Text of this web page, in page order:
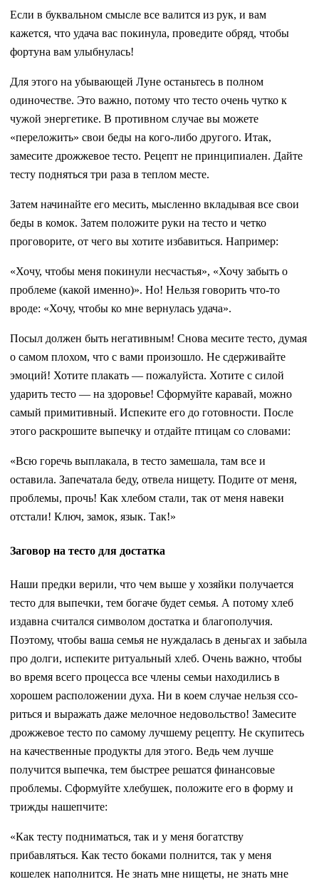
Если в буквальном смысле все ва­лится из рук, и вам
кажется, что уда­ча вас покинула, проведите обряд, чтобы
фортуна вам улыбнулась!
Для этого на убывающей Луне останьтесь в полном
одиночестве. Это важно, потому что тесто очень чутко к
чужой энергетике. В против­ном случае вы можете
«переложить» свои беды на кого-либо другого. Итак,
замесите дрожжевое тесто. Ре­цепт не принципиален. Дайте
тесту подняться три раза в теплом месте.
Затем начинайте его месить, мыс­ленно вкладывая все свои
беды в ко­мок. Затем положите руки на тесто и четко
проговорите, от чего вы хо­тите избавиться. Например:
«Хочу, чтобы меня покинули несчастья», «Хочу забыть о
проблеме (какой именно)». Но! Нельзя говорить что-то
вроде: «Хочу, чтобы ко мне верну­лась удача».
Посыл должен быть негативным! Снова месите тесто, думая
о самом плохом, что с вами произошло. Не сдерживайте
эмоций! Хотите пла­кать — пожалуйста. Хотите с си­лой
ударить тесто — на здоровье! Сформуйте каравай, можно
самый примитивный. Испеките его до го­товности. После
этого раскрошите выпечку и отдайте птицам со сло­вами:
«Всю горечь выплакала, в тесто за­мешала, там все и
оставила. Запеча­тала беду, отвела нищету. Подите от меня,
проблемы, прочь! Как хлебом стали, так от меня навеки
отстали! Ключ, замок, язык. Так!»
Заговор на тесто для достатка
Наши предки верили, что чем выше у хозяйки получается
тесто для выпечки, тем богаче будет се­мья. А потому хлеб
издавна считал­ся символом достатка и благопо­лучия.
Поэтому, чтобы ваша семья не нуждалась в деньгах и забыла
про долги, испеките ритуальный хлеб. Очень важно, чтобы
во время всего процесса все члены семьи на­ходились в
хорошем расположении духа. Ни в коем случае нельзя ссо­
риться и выражать даже мелочное недовольство! Замесите
дрожжевое тесто по самому лучшему рецепту. Не скупитесь
на качественные про­дукты для этого. Ведь чем лучше
получится выпечка, тем быстрее ре­шатся финансовые
проблемы. Сфор­муйте хлебушек, положите его в форму и
трижды нашеп­чите:
«Как тесту подниматься, так и у меня богатству
прибавляться. Как тесто боками полнится, так у меня
кошелек наполнится. Не знать мне нищеты, не знать мне